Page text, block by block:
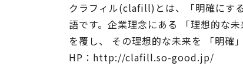
クラフィル(clafill)とは、「明確にす
語です。企業理念にある 「理想的な
を覆し、 その理想的な未来を 「明確
HP： http://clafill.so-good.jp/